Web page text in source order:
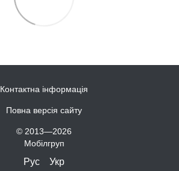
Контактна інформація
Повна версія сайту
© 2013—2026
Мобілгруп
Рус Укр